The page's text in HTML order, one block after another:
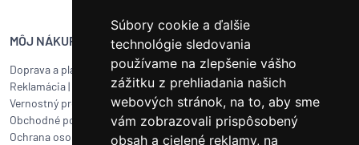
Súbory cookie a ďalšie
technológie sledovania
používame na zlepšenie vášho
zážitku z prehliadania našich
webových stránok, na to, aby sme
vám zobrazovali prispôsobený
obsah a cielené reklamy, na
MÔJ NÁKUP
Doprava a platba
Reklamácia|
Vrátenie tovaru
Vernostný program
Obchodné podmienky
Ochrana osobných údajov
SERVIS BUNA CAFÉ
Servis kávovarov všetkých
značiek
Objednať servis
Ako pripraviť balík na prepravu?
Čistenie a údržba